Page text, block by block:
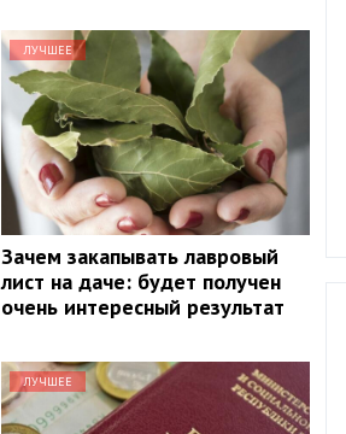
ЛУЧШЕЕ
Зачем закапывать лавровый
лист на даче: будет получен
очень интересный результат
ЛУЧШЕЕ